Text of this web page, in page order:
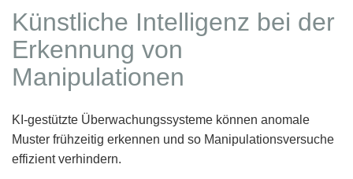
Künstliche Intelligenz bei der
Erkennung von
Manipulationen
KI-gestützte Überwachungssysteme können anomale
Muster frühzeitig erkennen und so Manipulationsversuche
effizient verhindern.